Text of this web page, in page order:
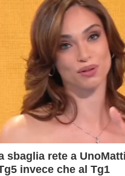
sbaglia rete a
invece che al Tg1